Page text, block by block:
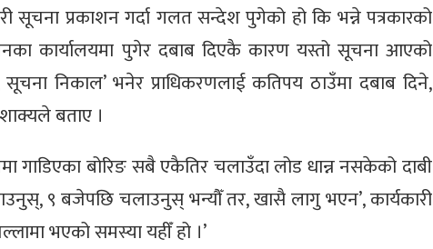
सूचना प्रकाशन गर्दा गलत सन्देश पुगेको हो कि भन्ने पत्रकारको
कार्यालयमा पुगेर दबाब दिएकै कारण यस्तो सूचना आएको
निकाल’ भनेर प्राधिकरणलाई कतिपय ठाउँमा दबाब दिने,
बताए ।
बोरिङ सबै एकैतिर चलाउँदा लोड धान्न नसकेको दाबी
९ बजेपछि चलाउनुस् भन्यौँ तर, खासै लागु भएन’, कार्यकारी
भएको समस्या यहीँ हो ।’